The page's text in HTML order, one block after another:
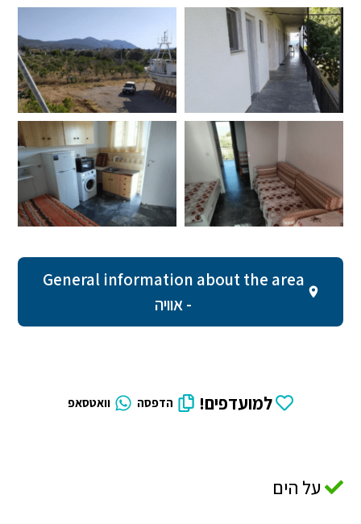
General information about the area
- אוויה
למועדפים! הדפסה וואטסאפ
על הים